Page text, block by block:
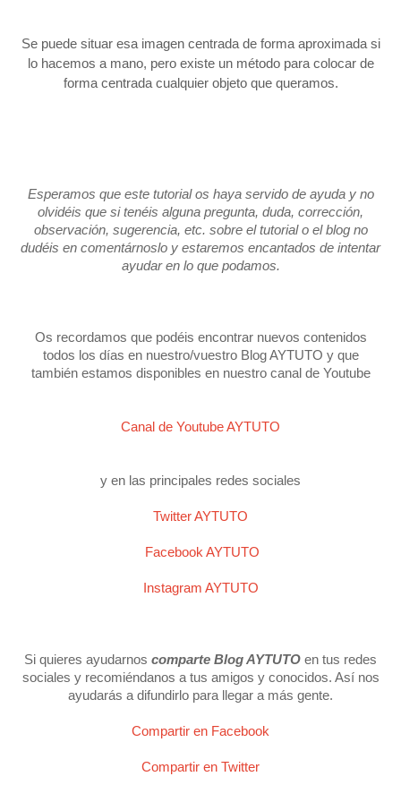
Se puede situar esa imagen centrada de forma aproximada si
lo hacemos a mano, pero existe un método para colocar de
forma centrada cualquier objeto que queramos.
Esperamos que este tutorial os haya servido de ayuda y no
olvidéis que si tenéis alguna pregunta, duda, corrección,
observación, sugerencia, etc. sobre el tutorial o el blog no
dudéis en comentárnoslo y estaremos encantados de intentar
ayudar en lo que podamos.
Os recordamos que podéis encontrar nuevos contenidos
todos los días en nuestro/vuestro Blog AYTUTO y que
también estamos disponibles en nuestro canal de Youtube
Canal de Youtube AYTUTO
y en las principales redes sociales
Twitter AYTUTO
Facebook AYTUTO
Instagram AYTUTO
Si quieres ayudarnos comparte Blog AYTUTO en tus redes
sociales y recomiéndanos a tus amigos y conocidos. Así nos
ayudarás a difundirlo para llegar a más gente.
Compartir en Facebook
Compartir en Twitter